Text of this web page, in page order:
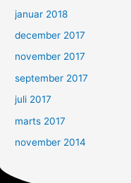
januar 2018
december 2017
november 2017
september 2017
juli 2017
marts 2017
november 2014